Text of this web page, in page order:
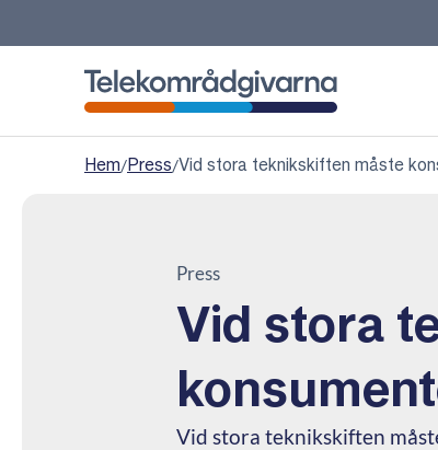
Hem/Press/Vid stora teknikskiften måste
Press
Vid stora
Vid stora teknikskiften